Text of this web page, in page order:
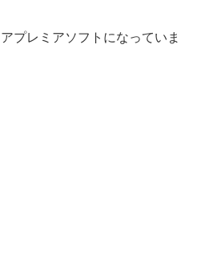
プレミアソフトになっていま